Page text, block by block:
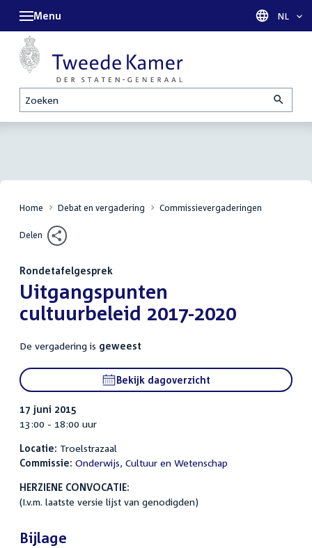
Zoeken
Menu Taal
NL
Home Debat en vergadering Commissievergaderingen
Delen
Rondetafelgesprek
:Uitgangspunten
cultuurbeleid 2017-2020
De vergadering is geweest
Bekijk dagoverzicht
17 juni 2015
13:00 - 18:00 uur
Locatie: Troelstrazaal
Commissie: Onderwijs, Cultuur en Wetenschap
HERZIENE CONVOCATIE:
(I.v.m. laatste versie lijst van genodigden)
Bijlage